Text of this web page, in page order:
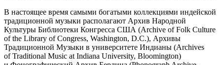
В настоящее время самыми богатыми коллекциями индейской
традиционной музыки располагают Архив Народной
Культуры Библиотеки Конгресса США (Archive of Folk Culture
of the Library of Congress, Washington, D.C.), Архивы
Традиционной Музыки в университете Индианы (Archives
of Traditional Music at Indiana University, Bloomington)